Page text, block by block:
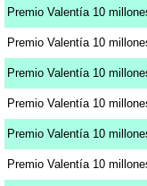
Premio Valentía 10
Premio Valentía 10
Premio Valentía 10
Premio Valentía 10
Premio Valentía 10
Premio Valentía 10